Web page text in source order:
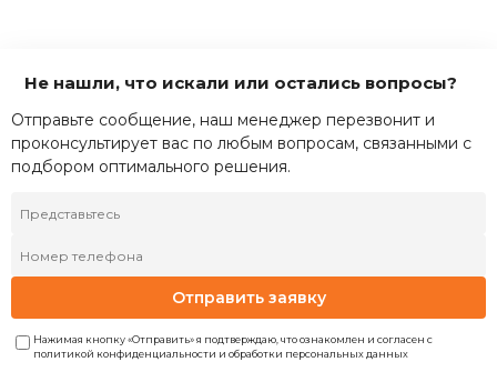
Не нашли, что искали или остались вопросы?
Отправьте сообщение, наш менеджер перезвонит и
проконсультирует вас по любым вопросам, связанными с
подбором оптимального решения.
Отправить заявку
Нажимая кнопку «Отправить» я подтверждаю, что ознакомлен и согласен с
политикой конфиденциальности и обработки персональных данных